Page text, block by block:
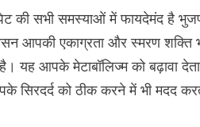
की सभी समस्याओं में फायदेमंद है
आपकी एकाग्रता और स्मरण
यह आपके मेटाबॉलिज्म को बढ़ावा
सिरदर्द को ठीक करने में भी मदद